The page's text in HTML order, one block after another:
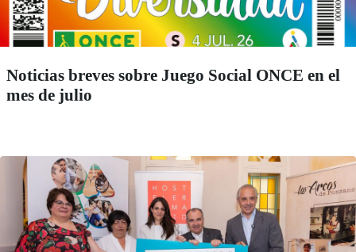
Noticias breves sobre Juego Social ONCE en el
mes de julio